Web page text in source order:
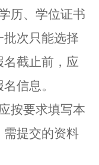
历、学位证书
批次只能选择
截止前，应
信息。
按要求填写本
需提交的资料